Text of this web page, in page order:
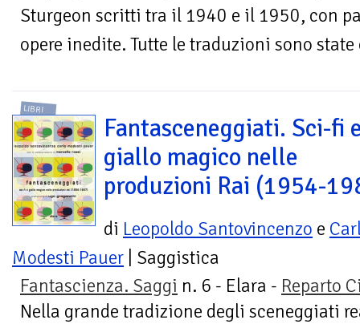
Sturgeon scritti tra il 1940 e il 1950, con
opere inedite. Tutte le traduzioni sono
LIBRI
Fantasceneggiati. Sci-fi
giallo magico nelle
produzioni Rai (1954-
di Leopoldo Santovincenzo e
Modesti Pauer | Saggistica
Fantascienza. Saggi n. 6 - Elara - Reparto
Nella grande tradizione degli sceneggiati